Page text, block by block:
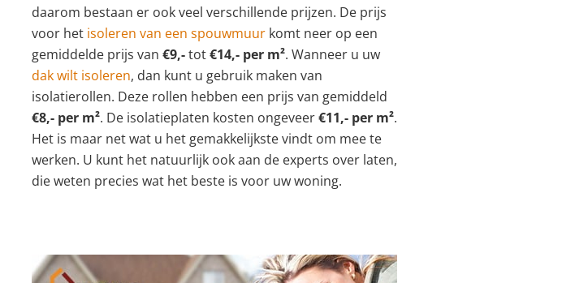
daarom bestaan er ook veel verschillende prijzen. De prijs
voor het isoleren van een spouwmuurkomt neer op een
gemiddelde prijs van €9,-tot€14,- per m². Wanneer u uw
dak wilt isoleren, dan kunt u gebruik maken van
isolatierollen. Deze rollen hebben een prijs van gemiddeld
€8,- per m². De isolatieplaten kosten ongeveer€11,- per m².
Het is maar net wat u het gemakkelijkste vindt om mee te
werken. U kunt het natuurlijk ook aan de experts over laten,
die weten precies wat het beste is voor uw woning.